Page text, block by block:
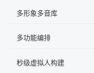
多形象多音库
多功能编排
秒级虚拟人构建